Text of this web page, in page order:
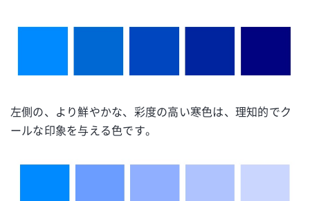
左側の、より鮮やかな、彩度の高い寒色は、理知的でク
ールな印象を与える色です。